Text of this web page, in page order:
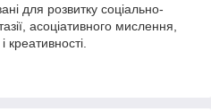
для розвитку соціально-
асоціативного мислення,
креативності.